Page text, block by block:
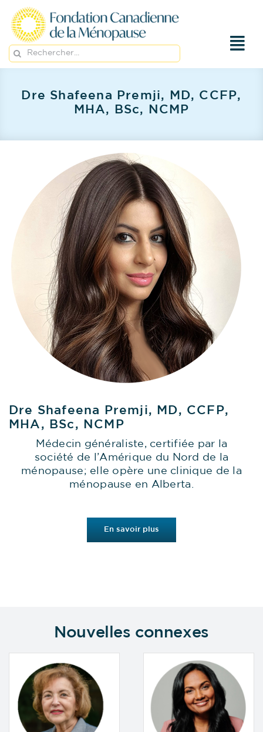
Passer
contenu
Rechercher:
Dre Shafeena Premji, MD, CCFP,
MHA, BSc, NCMP
Dre Shafeena Premji, MD, CCFP,
MHA, BSc, NCMP
Médecin généraliste, certifiée par la
société de l’Amérique du Nord de la
ménopause; elle opère une clinique de la
ménopause en Alberta.
En savoir plus
Nouvelles connexes